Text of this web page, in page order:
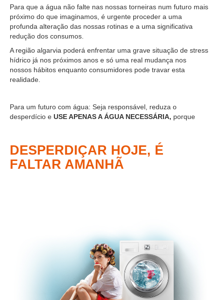
Para que a água não falte nas nossas torneiras num futuro mais
próximo do que imaginamos, é urgente proceder a uma
profunda alteração das nossas rotinas e a uma significativa
redução dos consumos.
A região algarvia poderá enfrentar uma grave situação de stress
hídrico já nos próximos anos e só uma real mudança nos
nossos hábitos enquanto consumidores pode travar esta
realidade.
Para um futuro com água: Seja responsável, reduza o
desperdício e USE APENAS A ÁGUA NECESSÁRIA, porque
DESPERDIÇAR HOJE, É
FALTAR AMANHÃ